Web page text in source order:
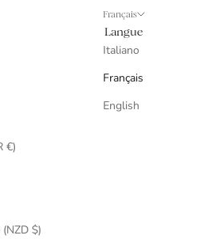
Luxembourg (EUR €)
Nouvelle-Zélande (NZD $)
Français
Langue
Italiano
Français
English